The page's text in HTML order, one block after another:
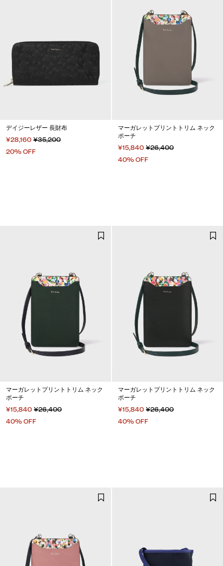
デイジーレザー 長財布
¥28,160 ¥35,200
20% OFF
マーガレットプリントトリム ネック
ポーチ
¥15,840 ¥26,400
40% OFF
マーガレットプリントトリム ネック
ポーチ
¥15,840 ¥26,400
40% OFF
マーガレットプリントトリム ネック
ポーチ
¥15,840 ¥26,400
40% OFF